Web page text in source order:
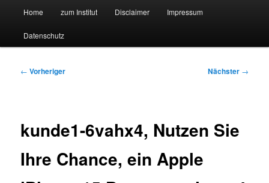
Suchmaschine Forschung und
Technologie
Zum
primären
Zum
sekundären
Home zum Institut Disclaimer Impressum
Datenschutz
Beitragsnavigation
← Vorheriger Nächster →
kunde1-6vahx4, Nutzen Sie
Ihre Chance, ein Apple